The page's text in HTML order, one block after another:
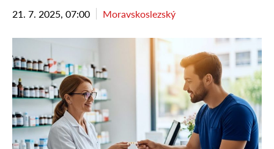
21. 7. 2025, 07:00 Moravskoslezský